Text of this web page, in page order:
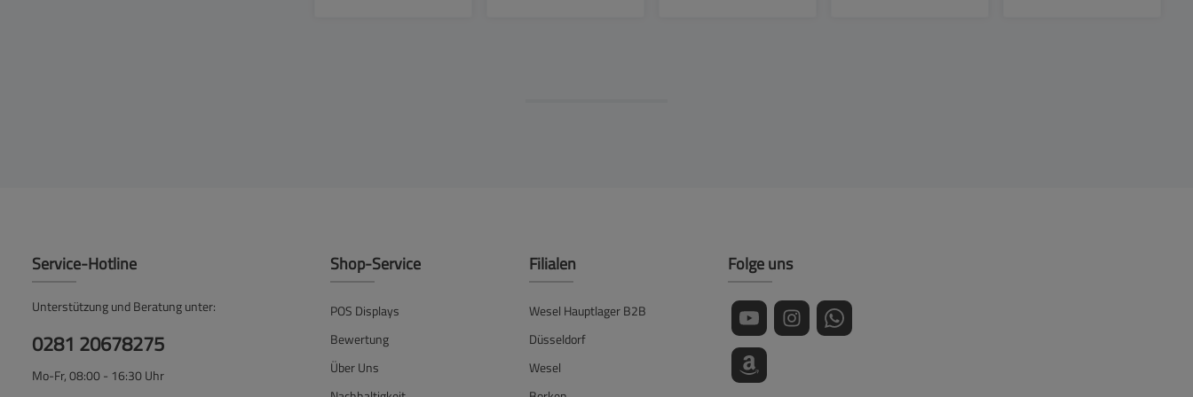
Service-Hotline
Unterstützung und Beratung unter:
0281 20678275
Mo-Fr, 08:00 - 16:30 Uhr
Shop-Service
POS Displays
Bewertung
Über Uns
Filialen
Wesel Hauptlager B2B
Düsseldorf
Wesel
Folge uns